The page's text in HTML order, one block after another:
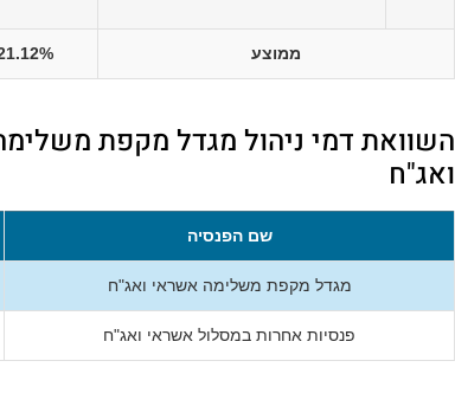
ממוצע
השוואת דמי ניהול מגדל מקפת
ואג"ח
שם הפנסיה
מגדל מקפת משלימה אשראי ואג"ח
פנסיות אחרות במסלול אשראי ואג"ח